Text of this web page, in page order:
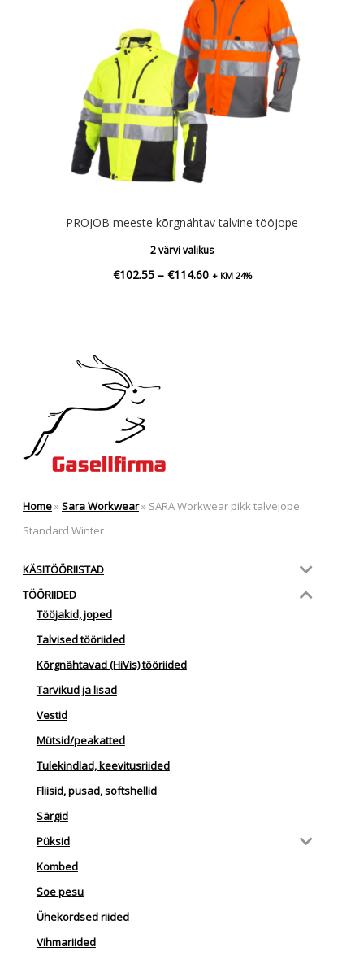
PROJOB meeste kõrgnähtav talvine tööjope
2 värvi valikus
€102.55 – €114.60Hinnavahemik:
+ KM 24%
Home»Sara Workwear» SARA Workwear pikk talvejope
Standard Winter
KÄSITÖÖRIISTAD
TÖÖRIIDED
Tööjakid, joped
Talvised tööriided
Kõrgnähtavad (HiVis) tööriided
Tarvikud ja lisad
Vestid
Mütsid/peakatted
Tulekindlad, keevitusriided
Fliisid, pusad, softshellid
Särgid
Püksid
Kombed
Soe pesu
Ühekordsed riided
Vihmariided